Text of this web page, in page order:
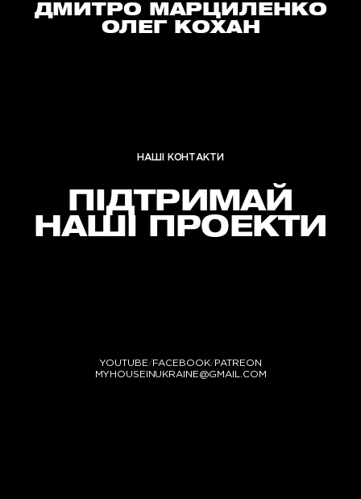
ДМИТРО МАРЦИЛЕНКО
ОЛЕГ КОХАН
НАШІ КОНТАКТИ
ПІДТРИМАЙ
НАШІ ПРОЕКТИ
YOUTUBE / FACEBOOK/ PATREON
MYHOUSEINUKRAINE@GMAIL.COM